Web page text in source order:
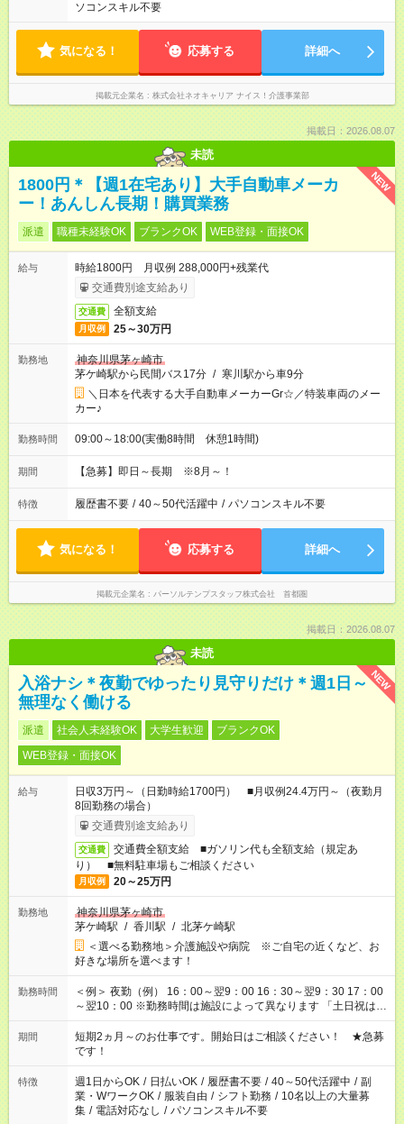
ソコンスキル不要
気になる！ 応募する 詳細へ
掲載元企業名 株式会社ネオキャリア ナイス！介護事業部
掲載日：2026.08.07
未読
NEW
1800円＊【週1在宅あり】大手自動車メーカ
ー！あんしん長期！購買業務
派遣 職種未経験OK ブランクOK WEB登録・面接OK
給与
時給1800円 月収例 288,000円+残業代
交通費別途支給あり
交通費 全額支給
月収例 25～30万円
勤務地
神奈川県茅ヶ崎市
茅ケ崎駅から民間バス17分 / 寒川駅から車9分
＼日本を代表する大手自動車メーカーGr☆／特装車両のメー
カー♪
勤務時間 09:00～18:00(実働8時間 休憩1時間)
期間 【急募】即日～長期 ※8月～！
特徴 履歴書不要 / 40～50代活躍中 / パソコンスキル不要
気になる！ 応募する 詳細へ
掲載元企業名 パーソルテンプスタッフ株式会社 首都圏
掲載日：2026.08.07
未読
NEW
入浴ナシ＊夜勤でゆったり見守りだけ＊週1日～
無理なく働ける
派遣 社会人未経験OK 大学生歓迎
ブランクOK
WEB登録・面接OK
給与
日収3万円～（日勤時給1700円） ■月収例24.4万円～（夜勤月
8回勤務の場合）
交通費別途支給あり
交通費
交通費全額支給 ■ガソリン代も全額支給（規定あ
り） ■無料駐車場もご相談ください
月収例 20～25万円
勤務地
神奈川県茅ヶ崎市
茅ケ崎駅 / 香川駅 / 北茅ケ崎駅
＜選べる勤務地＞介護施設や病院 ※ご自宅の近くなど、お
好きな場所を選べます！
勤務時間
＜例＞ 夜勤（例） 16：00～翌9：00 16：30～翌9：30 17：00
～翌10：00 ※勤務時間は施設によって異なります 「土日祝は休
みたい」 「しっかり稼ぎたい」 「もう少し遅い時間から始めた
い」など ご希望にあったお仕事をご案内いたします。 ※未経験
の方の場合は1～2ヶ月間は日中での仕事を経験いただき、 お
仕事に慣れてからの夜勤になります。 ★家庭の都合でお休みが
必要な場合も遠慮なくご相談ください。
期間
短期2ヵ月～のお仕事です。開始日はご相談ください！ ★急募
です！
特徴 週1日からOK / 日払いOK / 履歴書不要 / 40～50代活躍中 / 副
業・WワークOK / 服装自由 / シフト勤務 / 10名以上の大量募
集 / 電話対応なし / パソコンスキル不要